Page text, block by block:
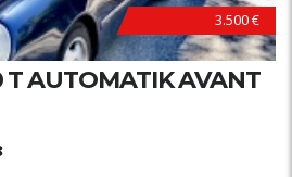
3.500 €
T AUTOMATIK AVANT